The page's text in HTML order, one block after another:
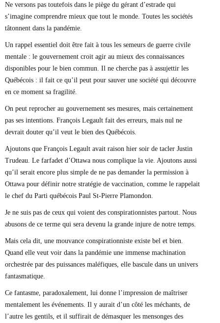
Ne versons pas toutefois dans le piège du gérant d’estrade qui
s’imagine comprendre mieux que tout le monde. Toutes les sociétés
tâtonnent dans la pandémie.
Un rappel essentiel doit être fait à tous les semeurs de guerre civile
mentale : le gouvernement croit agir au mieux des connaissances
disponibles pour le bien commun. Il ne cherche pas à assujettir les
Québécois : il fait ce qu’il peut pour sauver une société qui découvre
en ce moment sa fragilité.
On peut reprocher au gouvernement ses mesures, mais certainement
pas ses intentions. François Legault fait des erreurs, mais nul ne
devrait douter qu’il veut le bien des Québécois.
Ajoutons que François Legault avait raison hier soir de tacler Justin
Trudeau. Le farfadet d’Ottawa nous complique la vie. Ajoutons aussi
qu’il serait encore plus simple de ne pas demander la permission à
Ottawa pour définir notre stratégie de vaccination, comme le rappelait
le chef du Parti québécois Paul St-Pierre Plamondon.
Je ne suis pas de ceux qui voient des conspirationnistes partout. Nous
abusons de ce terme qui sera devenu la grande injure de notre temps.
Mais cela dit, une mouvance conspirationniste existe bel et bien.
Quand elle veut voir dans la pandémie une immense machination
orchestrée par des puissances maléfiques, elle bascule dans un univers
fantasmatique.
Ce fantasme, paradoxalement, lui donne l’impression de maîtriser
mentalement les événements. Il y aurait d’un côté les méchants, de
l’autre les gentils, et il suffirait de démasquer les mensonges des